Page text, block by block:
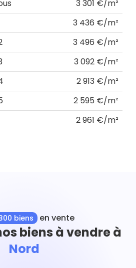
3 301 €/m²
3 436 €/m²
3 496 €/m²
3 092 €/m²
2 913 €/m²
2 595 €/m²
2 961 €/m²
biens en vente
biens à vendre à
Nord